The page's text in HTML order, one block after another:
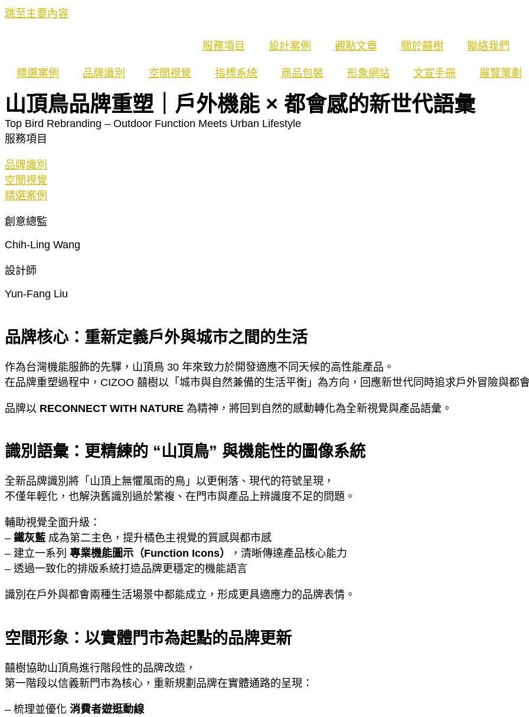
跳至主要內容
服務項目 設計案例 觀點文章 關於囍樹 聯絡我們
精選案例 品牌識別 空間視覺 指標系統 商品包裝 形象網站 文宣手冊 展覽策劃
山頂鳥品牌重塑｜戶外機能 × 都會感的新世代語彙
Top Bird Rebranding – Outdoor Function Meets Urban Lifestyle
服務項目
品牌識別
空間視覺
精選案例
創意總監
Chih-Ling Wang
設計師
Yun-Fang Liu
品牌核心：重新定義戶外與城市之間的生活
作為台灣機能服飾的先驆，山頂鳥 30 年來致力於開發適應不同天候的高性能產品。
在品牌重塑過程中，CIZOO 囍樹以「城市與自然兼備的生活平衡」為方向，回應新世代同時追求戶外冒險與都
品牌以 RECONNECT WITH NATURE 為精神，將回到自然的感動轉化為全新視覺與產品語彙。
識別語彙：更精練的 “山頂鳥” 與機能性的圖像系統
全新品牌識別將「山頂上無懼風雨的鳥」以更俐落、現代的符號呈現，
不僅年輕化，也解決舊識別過於繁複、在門市與產品上辨識度不足的問題。
輔助視覺全面升級：
– 鐵灰藍 成為第二主色，提升橘色主視覺的質感與都市感
– 建立一系列 專業機能圖示（Function Icons）
，清晰傳達產品核心能力
– 透過一致化的排版系統打造品牌更穩定的機能語言
識別在戶外與都會兩種生活場景中都能成立，形成更具適應力的品牌表情。
空間形象：以實體門市為起點的品牌更新
囍樹協助山頂鳥進行階段性的品牌改造，
第一階段以信義新門市為核心，重新規劃品牌在實體通路的呈現：
– 梳理並優化 消費者遊逛動線